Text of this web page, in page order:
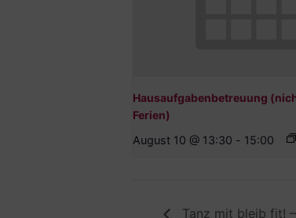
Hausaufgabenbetreuung
Ferien)
August 10 @ 13:30 - 15:00
Tanz mit bleib fit!